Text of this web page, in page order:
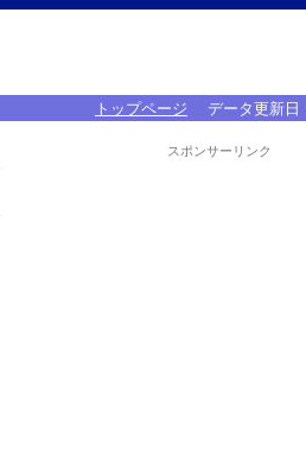
トップページ データ更新日
スポンサーリンク